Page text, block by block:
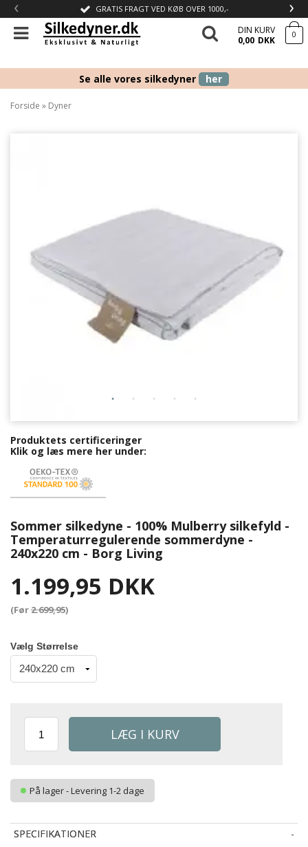
GRATIS FRAGT VED KØB OVER 1000,-
‹ ›
DIN KURV
0,00 DKK 0
Se alle vores silkedyner her
Forside » Dyner
Produktets certificeringer
Klik og læs mere her under:
Sommer silkedyne - 100% Mulberry silkefyld -
Temperaturregulerende sommerdyne -
240x220 cm - Borg Living
1.199,95 DKK
(Før2.699,95)
Vælg Størrelse
På lager - Levering 1-2 dage
SPECIFIKATIONER